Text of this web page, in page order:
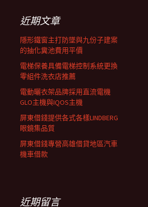
列近期文章
隱形鐵窗主打防墜與九份子建案
的抽化糞池費用平價
電梯保養具備電梯控制系統更換
零組件洗衣店推薦
電動曬衣架品牌採用直流電機
GLO主機與IQOS主機
屏東借錢提供各式各樣LINDBERG
眼鏡集品質
屏東借錢專營高雄借貸地區汽車
機車借款
近期留言